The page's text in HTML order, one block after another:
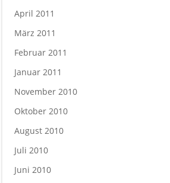
April 2011
März 2011
Februar 2011
Januar 2011
November 2010
Oktober 2010
August 2010
Juli 2010
Juni 2010